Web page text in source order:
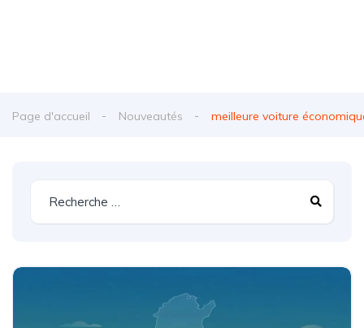
Page d'accueil Nouveautés meilleure voiture